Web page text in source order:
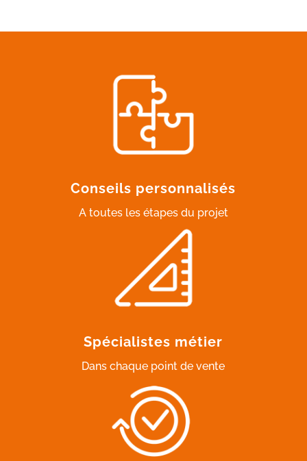
Conseils personnalisés
A toutes les étapes du projet
Spécialistes métier
Dans chaque point de vente